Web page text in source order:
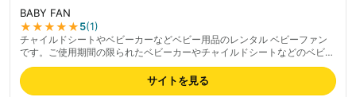
BABY FAN
★★★★★5(1)
チャイルドシートやベビーカーなどベビー用品のレンタル ベビーファン
です。ご使用期間の限られたベビーカーやチャイルドシートなどのベビー
用品はレンタルがお得です。東京・大阪・京都など日本全国からご利用い
ただけます。すべてのレンタル商品は、クリーニングをおこなってから発
送いたします。
サイトを見る